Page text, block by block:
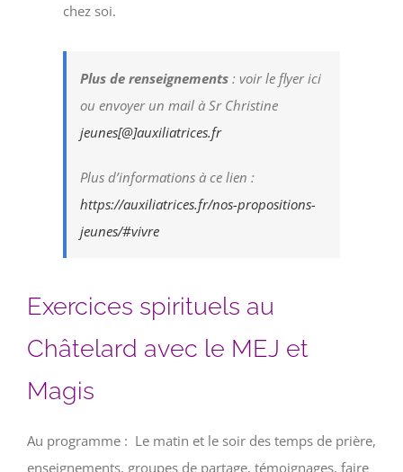
chez soi.
Plus de renseignements: voir le flyer ici
ou envoyer un mail à Sr Christine
jeunes[@]auxiliatrices.fr
Plus d’informations à ce lien :
https://auxiliatrices.fr/nos-propositions-
jeunes/#vivre
Exercices spirituels au
Châtelard avec le MEJ et
Magis
Au programme : Le matin et le soir des temps de prière,
enseignements, groupes de partage, témoignages, faire